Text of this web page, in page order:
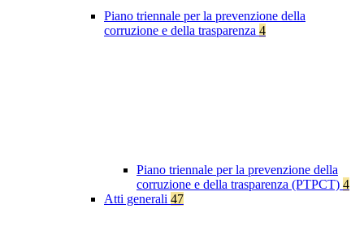
Piano triennale per la prevenzione della
corruzione e della trasparenza 4
Piano triennale per la prevenzione della
corruzione e della trasparenza (PTPCT) 4
Atti generali 47